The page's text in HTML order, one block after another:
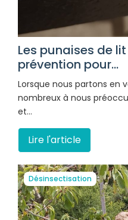
Les punaises de
prévention pour...
Lorsque nous partons en
nombreux à nous
et…
Lire l'article
Désinsectisation